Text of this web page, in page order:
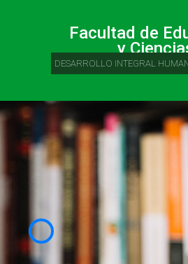
DESARROLLO INTEGRAL
Facultad de
y